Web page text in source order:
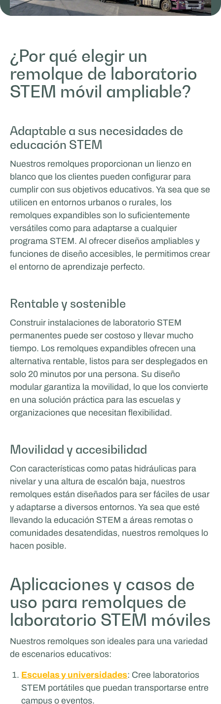
Odoo
EVENTOS Y GIRA
Eurotech Sports & Events
APOYO A LA PRODUCCIÓN Y AL CINE
Facilities de ADF
Glenn van Straalen
¿Por qué elegir un
remolque de laboratorio
STEM móvil ampliable?
Adaptable a sus necesidades de
educación STEM
Nuestros remolques proporcionan un lienzo en
blanco que los clientes pueden configurar para
cumplir con sus objetivos educativos. Ya sea que se
utilicen en entornos urbanos o rurales, los
remolques expandibles son lo suficientemente
versátiles como para adaptarse a cualquier
programa STEM. Al ofrecer diseños ampliables y
funciones de diseño accesibles, le permitimos crear
el entorno de aprendizaje perfecto.
Rentable y sostenible
Construir instalaciones de laboratorio STEM
permanentes puede ser costoso y llevar mucho
tiempo. Los remolques expandibles ofrecen una
alternativa rentable, listos para ser desplegados en
solo 20 minutos por una persona. Su diseño
modular garantiza la movilidad, lo que los convierte
en una solución práctica para las escuelas y
organizaciones que necesitan flexibilidad.
Movilidad y accesibilidad
Con características como patas hidráulicas para
nivelar y una altura de escalón baja, nuestros
remolques están diseñados para ser fáciles de usar
y adaptarse a diversos entornos. Ya sea que esté
llevando la educación STEM a áreas remotas o
comunidades desatendidas, nuestros remolques lo
hacen posible.
Aplicaciones y casos de
uso para remolques de
laboratorio STEM móviles
Nuestros remolques son ideales para una variedad
de escenarios educativos:
Escuelas y universidades: Cree laboratorios
STEM portátiles que puedan transportarse entre
campus o eventos.